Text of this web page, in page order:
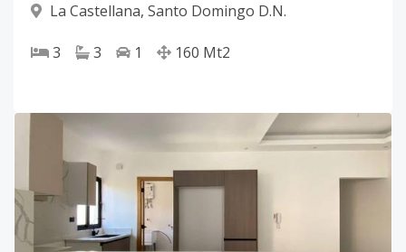
La Castellana, Santo Domingo D.N.
3 3 1 160 Mt2